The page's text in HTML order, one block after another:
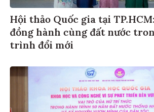
Hội thảo Quốc gia tại
đồng hành cùng đất nước
trình đổi mới